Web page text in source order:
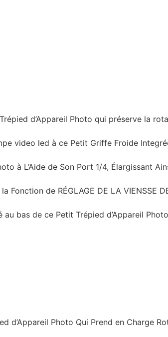
d’Appareil Photo qui préserve la
video led à ce Petit Griffe Froide
à L’Aide de Son Port 1/4, Élargissant
Fonction de RÉGLAGE DE LA VIENSSE
bas de ce Petit Trépied d’Appareil
d’Appareil Photo Qui Prend en Charge